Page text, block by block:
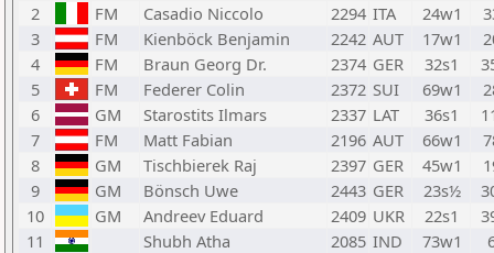
2
FM Casadio Niccolo 2294 ITA 24w1
3
FM Kienböck Benjamin 2242 AUT 17w1
4
FM Braun Georg Dr. 2374 GER 32s1
5
FM Federer Colin 2372 SUI 69w1
6
GM Starostits Ilmars 2337 LAT 36s1
7
FM Matt Fabian 2196 AUT 66w1
8
GM Tischbierek Raj 2397 GER 45w1
9
GM Bönsch Uwe 2443 GER 23s½
10
GM Andreev Eduard 2409 UKR 22s1
11
Shubh Atha 2085 IND 73w1